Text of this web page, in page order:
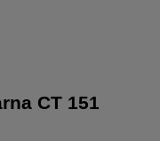
CT 151